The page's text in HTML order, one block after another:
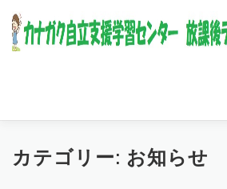
カテゴリー: お知らせ